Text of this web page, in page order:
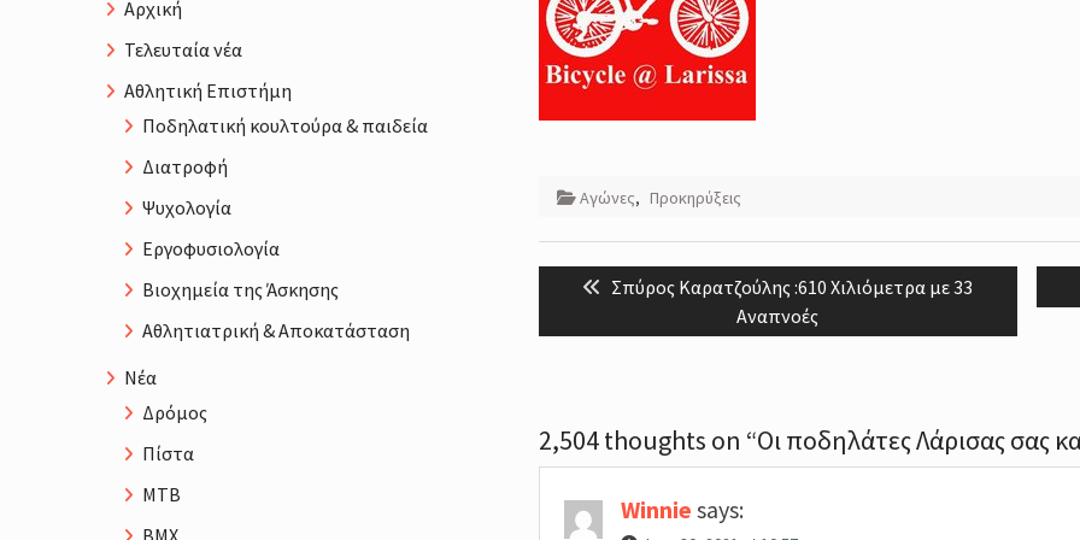
Αγώνες, Προκηρύξεις
Post
navigation
Previous
Σπύρος Καρατζούλης :610 Χιλιόμετρα με 33
Αναπνοές
2,504 thoughts on “Oι ποδηλάτες Λάρισας σας
Winnie says:
Αρχική
Τελευταία νέα
Αθλητική Επιστήμη
Ποδηλατική κουλτούρα & παιδεία
Διατροφή
Ψυχολογία
Εργοφυσιολογία
Βιοχημεία της Άσκησης
Αθλητιατρική & Αποκατάσταση
Νέα
Δρόμος
Πίστα
MTB